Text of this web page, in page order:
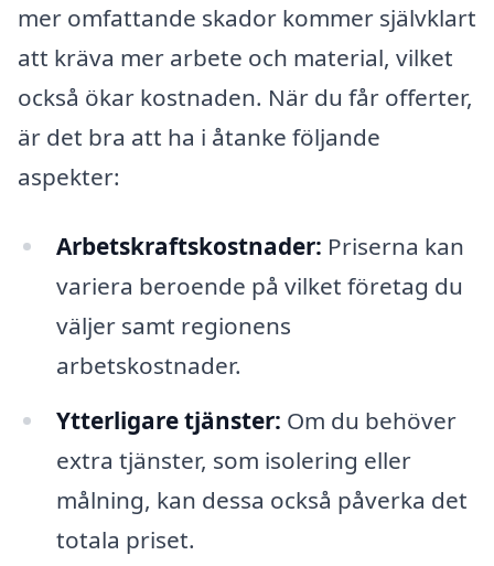
mer omfattande skador kommer självklart
att kräva mer arbete och material, vilket
också ökar kostnaden. När du får offerter,
är det bra att ha i åtanke följande
aspekter:
Arbetskraftskostnader: Priserna kan
variera beroende på vilket företag du
väljer samt regionens
arbetskostnader.
Ytterligare tjänster: Om du behöver
extra tjänster, som isolering eller
målning, kan dessa också påverka det
totala priset.